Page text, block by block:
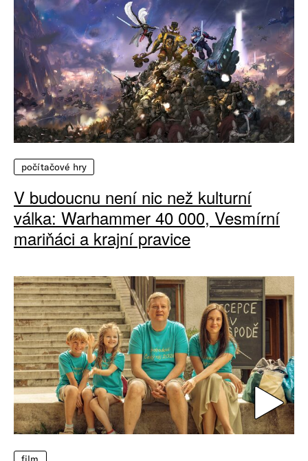
počítačové hry
V budoucnu není nic než kulturní
válka: Warhammer 40 000, Vesmírní
mariňáci a krajní pravice